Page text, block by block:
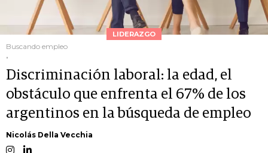
LIDERAZGO
Buscando empleo
.
Discriminación laboral: la edad, el
obstáculo que enfrenta el 67% de los
argentinos en la búsqueda de empleo
Nicolás Della Vecchia